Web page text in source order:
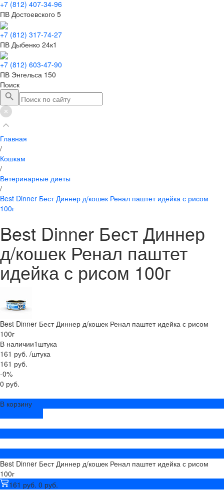
+7 (812) 407-34-96
ПВ Достоевского 5
+7 (812) 317-74-27
ПВ Дыбенко 24к1
+7 (812) 603-47-90
ПВ Энгельса 150
Поиск
Главная
/
Кошкам
/
Ветеринарные диеты
/
Best Dinner Бест Диннер д/кошек Ренал паштет идейка с рисом
100г
Best Dinner Бест Диннер
д/кошек Ренал паштет
идейка с рисом 100г
Best Dinner Бест Диннер д/кошек Ренал паштет идейка с рисом
100г
В наличии1 штука
161 руб. /штука
161 руб.
-0%
0 руб.
В корзину
Best Dinner Бест Диннер д/кошек Ренал паштет идейка с рисом
100г
161 руб. 0 руб.